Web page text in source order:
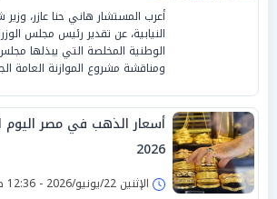
أعرب المستشار هاني حنا عازر،
النيابية، عن تقدير رئيس مجلس
الوطنية المخلصة التي يبذلها
ومناقشة مشروع الموازنة العامة
2026
الإثنين 22/يونيو/2026 - 12:36 ص